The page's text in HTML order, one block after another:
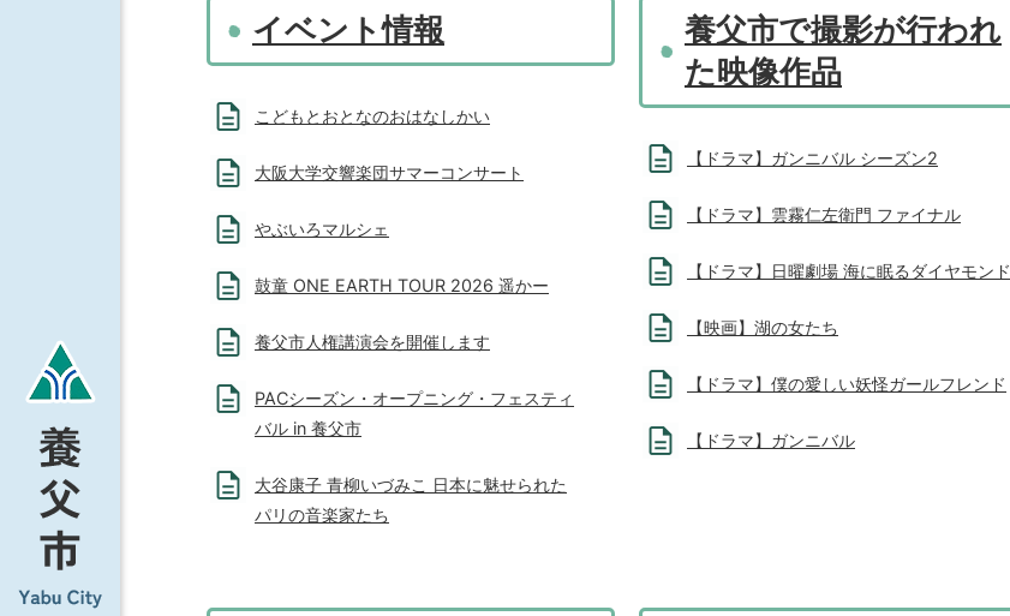
イベント情報
こどもとおとなのおはなしかい
大阪大学交響楽団サマーコンサート
やぶいろマルシェ
鼓童 ONE EARTH TOUR 2026 遥かー
養父市人権講演会を開催します
PACシーズン・オープニング・フェスティ
バル in 養父市
大谷康子 青柳いづみこ 日本に魅せられた
パリの音楽家たち
養父市で撮影が行われ
た映像作品
【ドラマ】ガンニバル シーズン2
【ドラマ】雲霧仁左衛門 ファイナル
【ドラマ】日曜劇場 海に眠るダイヤモンド
【映画】湖の女たち
【ドラマ】僕の愛しい妖怪ガールフレンド
【ドラマ】ガンニバル